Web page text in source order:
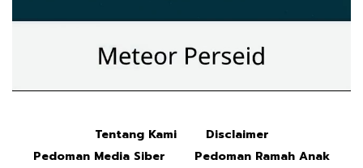
Tentang Kami
Disclaimer
Pedoman Media Siber
Pedoman Ramah Anak